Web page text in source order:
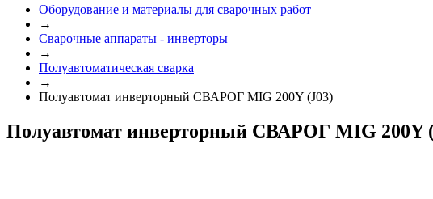
Оборудование и материалы для сварочных работ
→
Сварочные аппараты - инверторы
→
Полуавтоматическая сварка
→
Полуавтомат инверторный СВАРОГ MIG 200Y (J03)
Полуавтомат инверторный СВАРОГ MIG 200Y